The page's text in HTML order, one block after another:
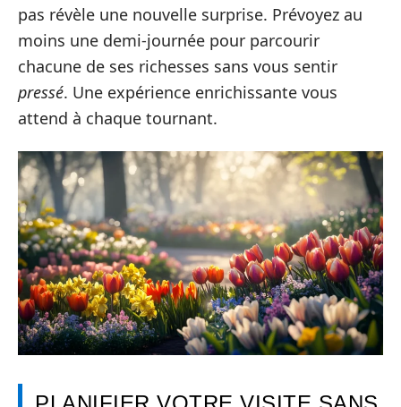
pas révèle une nouvelle surprise. Prévoyez au
moins une demi-journée pour parcourir
chacune de ses richesses sans vous sentir
pressé. Une expérience enrichissante vous
attend à chaque tournant.